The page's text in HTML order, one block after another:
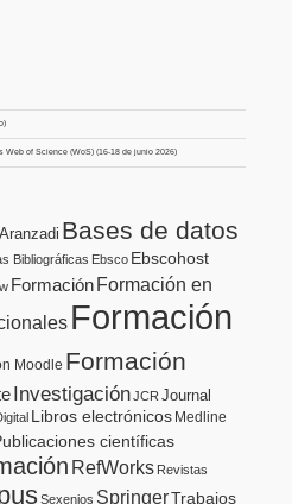
of Science (WoS) (16-18 de junio 2026)
Aranzadi Bases de datos
Bibliográficas Ebsco Ebscohost
FormaciónFormación en
Formación
Moodle Formación
InvestigaciónJCR Journal
Libros electrónicos Medline
científicas
RefWorks Revistas
Sexenios SpringerTrabajos